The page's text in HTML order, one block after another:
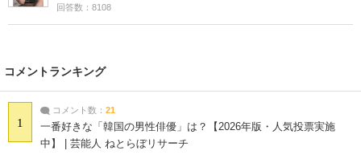
回答数：8108
コメントランキング
1
コメント数： 21
一番好きな「韓国の男性俳優」は？【2026年版・人気投票実施
中】 | 芸能人 ねとらぼリサーチ